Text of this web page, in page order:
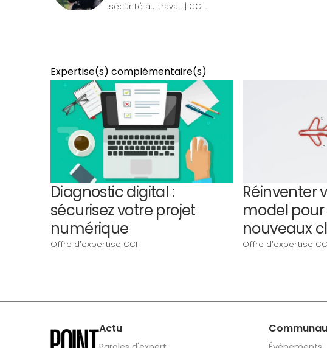
sécurité au travail | CCI
Expertise(s) complémentaire(s)
Diagnostic digital :
sécurisez votre projet
numérique
Offre d'expertise CCI
Réinventer
model
nouveaux
Offre d'expertise
Actu